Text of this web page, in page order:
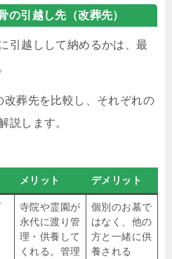
の引越し先（改葬先）
引越しして納めるかは、最
改葬先を比較し、それぞれの
説します。
メリット デメリット
寺院や霊園が
永代に渡り管
理・供養して
くれる。管理
個別のお墓で
はなく、他の
方と一緒に供
養される